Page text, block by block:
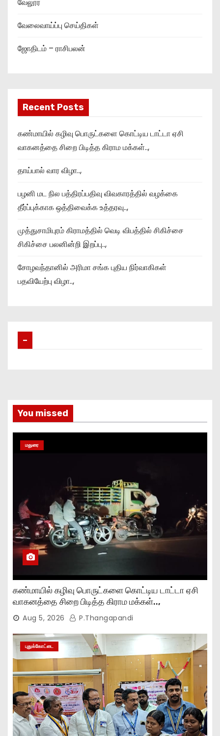
வேலூர்
வேலைவாய்ப்பு செய்திகள்
ஜோதிடம் – ராசிபலன்
Recent Posts
கண்மாயில் கழிவு பொருட்களை கொட்டிய டாட்டா ஏசி
வாகனத்தை சிறை பிடித்த கிராம மக்கள்..,
தாய்பால் வார விழா..,
பழனி மட நில பத்திரப்பதிவு விவகாரத்தில் வழக்கை
தீர்ப்புக்காக ஒத்திவைக்க உத்தரவு..,
முத்துசாமிபுரம் கிராமத்தில் வெடி விபத்தில் சிகிச்சை
சிகிச்சை பலனின்றி இறப்பு..,
சோழவந்தானில் அரிமா சங்க புதிய நிர்வாகிகள்
பதவியேற்பு விழா..,
–
You missed
மதுரை
கண்மாயில் கழிவு பொருட்களை கொட்டிய டாட்டா ஏசி
வாகனத்தை சிறை பிடித்த கிராம மக்கள்..,
Aug 5, 2026 P.Thangapandi
புதுக்கோட்டை